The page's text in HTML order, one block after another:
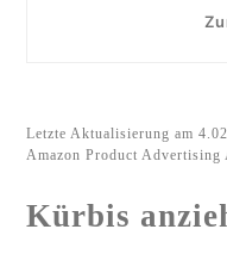
Letzte Aktualisierung am
Amazon Product Advertising
Kürbis